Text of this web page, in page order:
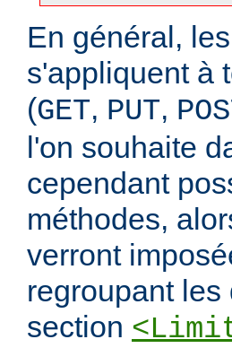
En général,
s'appliquent à
(GET, PUT,
l'on souhaite
cependant
méthodes,
verront
regroupant
section